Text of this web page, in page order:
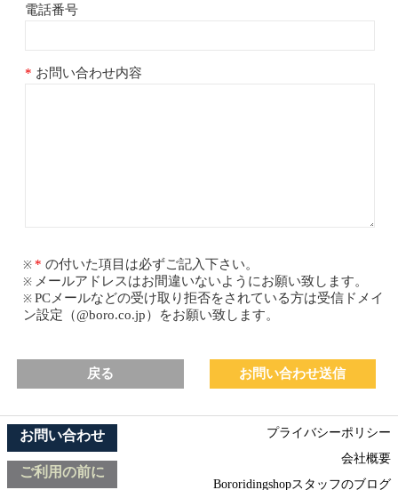
電話番号
お問い合わせ内容
の付いた項目は必ずご記入下さい。
メールアドレスはお間違いないようにお願い致します。
PCメールなどの受け取り拒否をされている方は受信ドメイ
ン設定（@boro.co.jp）をお願い致します。
戻る
お問い合わせ
ご利用の前に
プライバシーポリシー
会社概要
Bororidingshopスタッフのブログ